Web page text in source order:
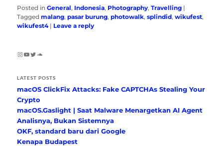
Posted in General, Indonesia, Photography,Travelling |
Tagged malang,pasar burung,photowalk,splindid,wikufest,
wikufest4 | Leave a reply
Instagram
YouTube
Twitter
SoundCloud
LATEST POSTS
macOS ClickFix Attacks: Fake CAPTCHAs Stealing Your
Crypto
macOS.Gaslight | Saat Malware Menargetkan AI Agent
Analisnya, Bukan Sistemnya
OKF, standard baru dari Google
Kenapa Budapest